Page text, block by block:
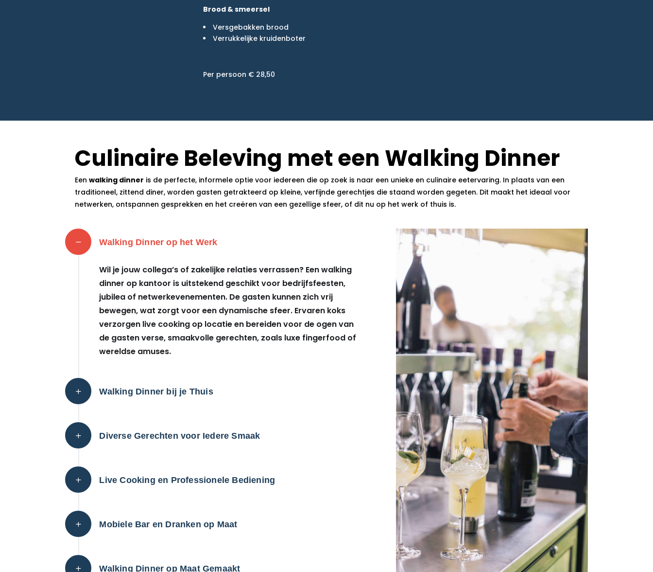
Brood & smeersel
Versgebakken brood
Verrukkelijke kruidenboter
Per persoon € 28,50
Culinaire Beleving met een Walking Dinner
Eenwalking dinner is de perfecte, informele optie voor iedereen die op zoek is naar een unieke en culinaire eetervaring. In plaats van een
traditioneel, zittend diner, worden gasten getrakteerd op kleine, verfijnde gerechtjes die staand worden gegeten. Dit maakt het ideaal voor
netwerken, ontspannen gesprekken en het creëren van een gezellige sfeer, of dit nu op het werk of thuis is.
Walking Dinner op het Werk
Wil je jouw collega’s of zakelijke relaties verrassen? Een walking
dinner op kantoor is uitstekend geschikt voor bedrijfsfeesten,
jubilea of netwerkevenementen. De gasten kunnen zich vrij
bewegen, wat zorgt voor een dynamische sfeer. Ervaren koks
verzorgen live cooking op locatie en bereiden voor de ogen van
de gasten verse, smaakvolle gerechten, zoals luxe fingerfood of
wereldse amuses.
Walking Dinner bij je Thuis
Diverse Gerechten voor Iedere Smaak
Live Cooking en Professionele Bediening
Mobiele Bar en Dranken op Maat
Walking Dinner op Maat Gemaakt